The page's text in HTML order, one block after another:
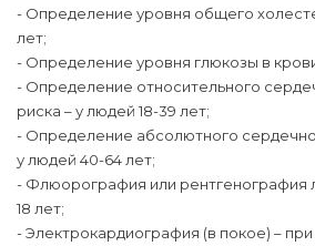
- Определение уровня общего
лет;
- Определение уровня глюкозы в крови
- Определение относительного
риска – у людей 18-39 лет;
- Определение абсолютного
у людей 40-64 лет;
- Флюорография или рентгенография
18 лет;
- Электрокардиография (в покое) –